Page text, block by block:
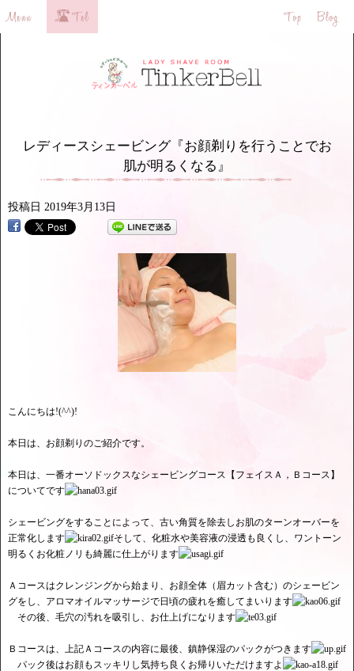
レディースシェービング『お顔剃りを行うことでお
肌が明るくなる』
投稿日 2019年3月13日
こんにちは!(^^)!
本日は、お顔剃りのご紹介です。
本日は、一番オーソドックスなシェービングコース【フェイスＡ，Ｂコース】
についてです
シェービングをすることによって、古い角質を除去しお肌のターンオーバーを
正常化します
そして、化粧水や美容液の浸透も良くし、ワントーン
明るくお化粧ノリも綺麗に仕上がります
Ａコースはクレンジングから始まり、お顔全体（眉カット含む）のシェービン
グをし、アロマオイルマッサージで日頃の疲れを癒してまいります
その後、毛穴の汚れを吸引し、お仕上げになります
Ｂコースは、上記Ａコースの内容に最後、鎮静保湿のパックがつきます
パック後はお顔もスッキリし気持ち良くお帰りいただけますよ